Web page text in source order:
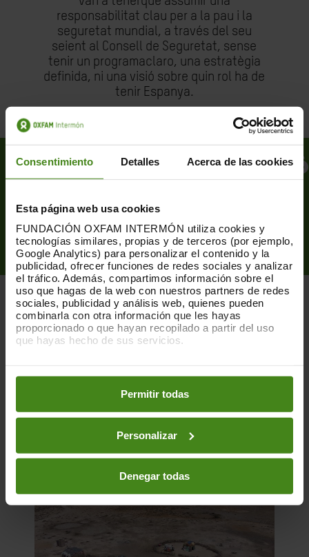
Consentimiento Detalles Acerca de las cookies
Esta página web usa cookies
FUNDACIÓN OXFAM INTERMÓN utiliza cookies y
tecnologías similares, propias y de terceros (por ejemplo,
Google Analytics) para personalizar el contenido y la
publicidad, ofrecer funciones de redes sociales y analizar
el tráfico. Además, compartimos información sobre el
uso que hagas de la web con nuestros partners de redes
sociales, publicidad y análisis web, quienes pueden
combinarla con otra información que les hayas
proporcionado o que hayan recopilado a partir del uso
que hayas hecho de sus servicios.
preferencias accediendo a nuestraPolítica de Cookieso
en los botones facilitados a continuación:
Permitir todas
Personalizar
Denegar todas
responsabilitat clau per a la pau i la
seguretat mundial, a través del seu
seient al Consell de Seguretat, sense
tenir un programaclaro, una estratègia
definida, ni una visió sobre quin rol ha de
tenir Espanya.
Comparteix la publicació